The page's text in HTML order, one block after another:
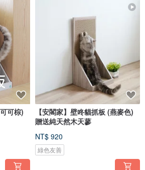
可棕)
【安閣家】壁咚貓抓板 (燕麥色)
贈送純天然木天蓼
NT$ 920
綠色友善